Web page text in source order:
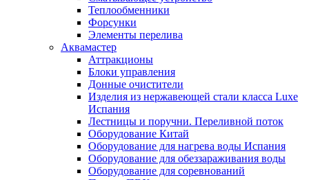
Теплообменники
Форсунки
Элементы перелива
Аквамастер
Аттракционы
Блоки управления
Донные очистители
Изделия из нержавеющей стали класса Luxe
Испания
Лестницы и поручни. Переливной поток
Оборудование Китай
Оборудование для нагрева воды Испания
Оборудование для обеззараживания воды
Оборудование для соревнований